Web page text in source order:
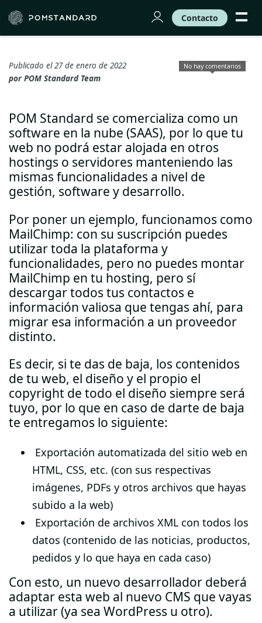
Contacto
No hay comentarios
Publicado el 27 de enero de 2022
por POM Standard Team
POM Standard se comercializa como un
software en la nube (SAAS), por lo que tu
web no podrá estar alojada en otros
hostings o servidores manteniendo las
mismas funcionalidades a nivel de
gestión, software y desarrollo.
Por poner un ejemplo, funcionamos como
MailChimp: con su suscripción puedes
utilizar toda la plataforma y
funcionalidades, pero no puedes montar
MailChimp en tu hosting, pero sí
descargar todos tus contactos e
información valiosa que tengas ahí, para
migrar esa información a un proveedor
distinto.
Es decir, si te das de baja, los contenidos
de tu web, el diseño y el propio el
copyright de todo el diseño siempre será
tuyo, por lo que en caso de darte de baja
te entregamos lo siguiente:
Exportación automatizada del sitio web en
HTML, CSS, etc. (con sus respectivas
imágenes, PDFs y otros archivos que hayas
subido a la web)
Exportación de archivos XML con todos los
datos (contenido de las noticias, productos,
pedidos y lo que haya en cada caso)
Con esto, un nuevo desarrollador deberá
adaptar esta web al nuevo CMS que vayas
a utilizar (ya sea WordPress u otro).